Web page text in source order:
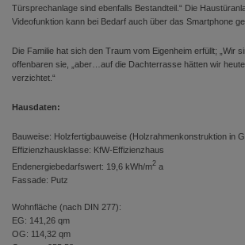
Türsprechanlage sind ebenfalls Bestandteil.“ Die
Videofunktion kann bei Bedarf auch über das Smartphone
Die Familie hat sich den Traum vom Eigenheim erfüllt; „Wir
offenbaren sie, „aber…auf die Dachterrasse hätten wir
verzichtet.“
Hausdaten:
Bauweise: Holzfertigbauweise (Holzrahmenkonstruktion in
Effizienzhausklasse: KfW-Effizienzhaus
Endenergiebedarfswert: 19,6 kWh/m2 a
Fassade: Putz
Wohnfläche (nach DIN 277):
EG: 141,26 qm
OG: 114,32 qm